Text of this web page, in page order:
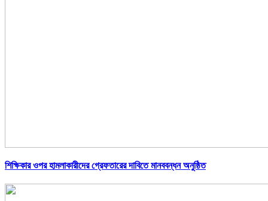
শিক্ষিকার ওপর হামলাকারীদের গ্রেফতারের দাবিতে মানববন্ধন অনুষ্ঠিত